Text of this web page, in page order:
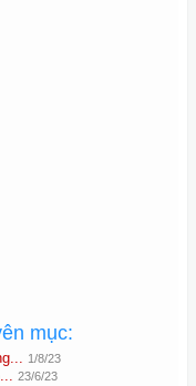
mục:
1/8/23
23/6/23